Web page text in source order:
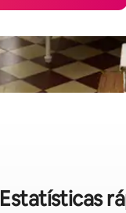
Estatísticas